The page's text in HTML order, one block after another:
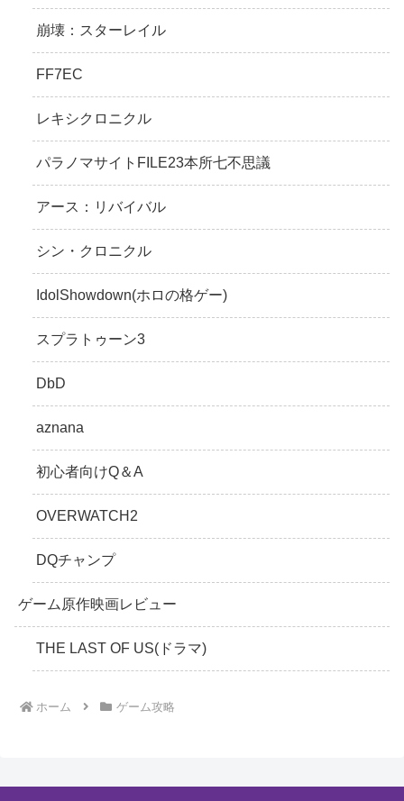
崩壊：スターレイル
FF7EC
レキシクロニクル
パラノマサイトFILE23本所七不思議
アース：リバイバル
シン・クロニクル
IdolShowdown(ホロの格ゲー)
スプラトゥーン3
DbD
aznana
初心者向けQ＆A
OVERWATCH2
DQチャンプ
ゲーム原作映画レビュー
THE LAST OF US(ドラマ)
ホーム ゲーム攻略